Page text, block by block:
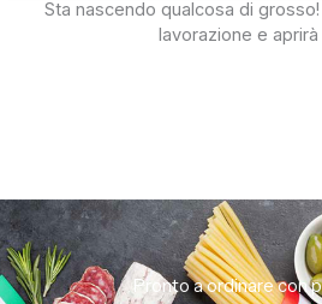
Sta nascendo qualcosa di
lavorazione e
Pronto a ordinare con